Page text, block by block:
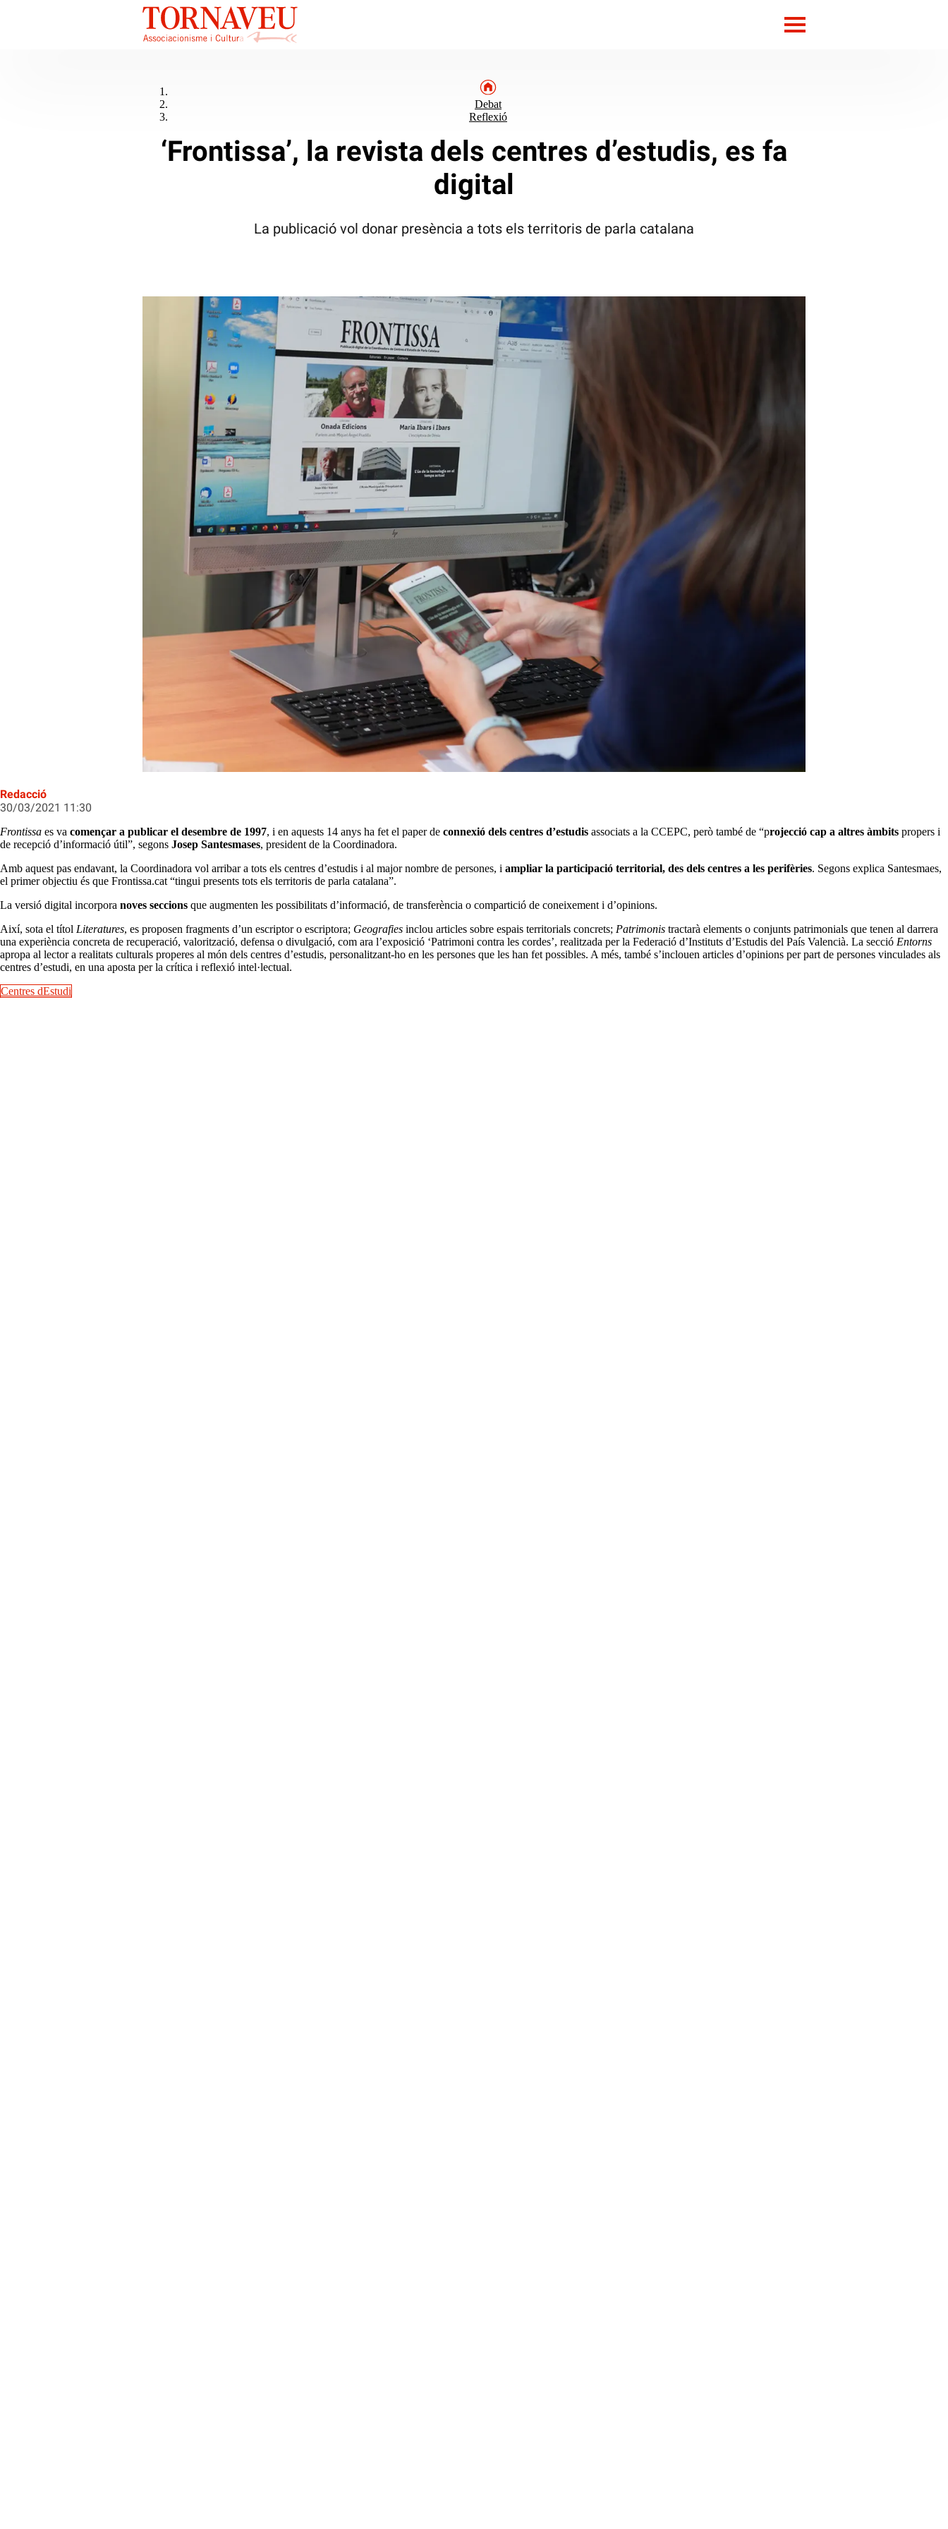
Frontissa, la revista dels centres d’estudis, es fa digital
Debat
Reflexió
‘Frontissa’, la revista dels centres d’estudis, es fa
digital
La publicació vol donar presència a tots els territoris de parla catalana
Redacció
30/03/2021 11:30
Frontissa es va començar a publicar el desembre de 1997, i en aquests 14 anys ha fet el paper de connexió dels centres d’estudis associats a la CCEPC, però també de “projecció cap a altres àmbits propers i
de recepció d’informació útil”, segons Josep Santesmases, president de la Coordinadora.
Amb aquest pas endavant, la Coordinadora vol arribar a tots els centres d’estudis i al major nombre de persones, i ampliar la participació territorial, des dels centres a les perifèries. Segons explica Santesmaes,
el primer objectiu és que Frontissa.cat “tingui presents tots els territoris de parla catalana”.
La versió digital incorpora noves seccions que augmenten les possibilitats d’informació, de transferència o compartició de coneixement i d’opinions.
Així, sota el títol Literatures, es proposen fragments d’un escriptor o escriptora; Geografies inclou articles sobre espais territorials concrets; Patrimonis tractarà elements o conjunts patrimonials que tenen al darrera
una experiència concreta de recuperació, valorització, defensa o divulgació, com ara l’exposició ‘Patrimoni contra les cordes’, realitzada per la Federació d’Instituts d’Estudis del País Valencià. La secció Entorns
apropa al lector a realitats culturals properes al món dels centres d’estudis, personalitzant-ho en les persones que les han fet possibles. A més, també s’inclouen articles d’opinions per part de persones vinculades als
centres d’estudi, en una aposta per la crítica i reflexió intel·lectual.
Centres dEstudi